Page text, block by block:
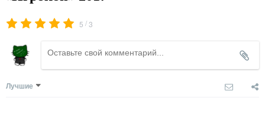
5 /3
Лучшие